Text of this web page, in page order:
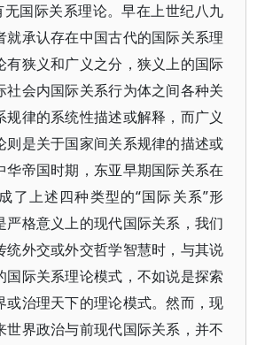
国际关系理论。早在上世纪八九
就承认存在中国古代的国际关系理
有狭义和广义之分，狭义上的国际
社会内国际关系行为体之间各种关
规律的系统性描述或解释，而广义
则是关于国家间关系规律的描述或
华帝国时期，东亚早期国际关系在
了上述四种类型的“国际关系”形
严格意义上的现代国际关系，我们
统外交或外交哲学智慧时，与其说
国际关系理论模式，不如说是探索
或治理天下的理论模式。然而，现
世界政治与前现代国际关系，并不